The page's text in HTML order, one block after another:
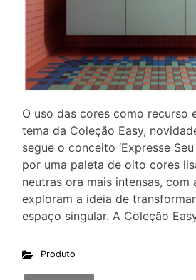
O uso das cores como recurso
tema da Coleção Easy,
segue o conceito ‘Expresse
por uma paleta de oito cores
neutras ora mais intensas, com
exploram a ideia de
espaço singular. A Coleção
Produto